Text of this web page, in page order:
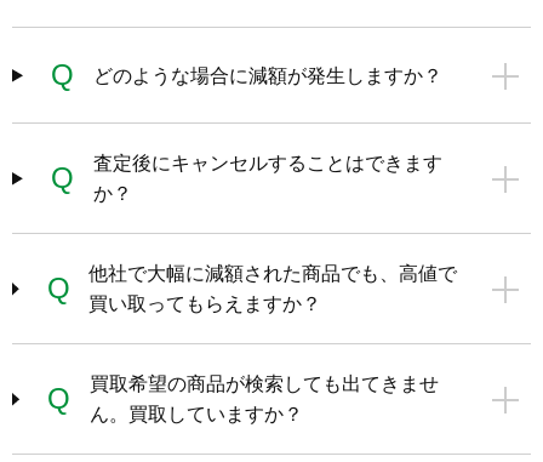
Q どのような場合に減額が発生しますか？
Q
査定後にキャンセルすることはできます
か？
Q
他社で大幅に減額された商品でも、高値で
買い取ってもらえますか？
Q
買取希望の商品が検索しても出てきませ
ん。買取していますか？